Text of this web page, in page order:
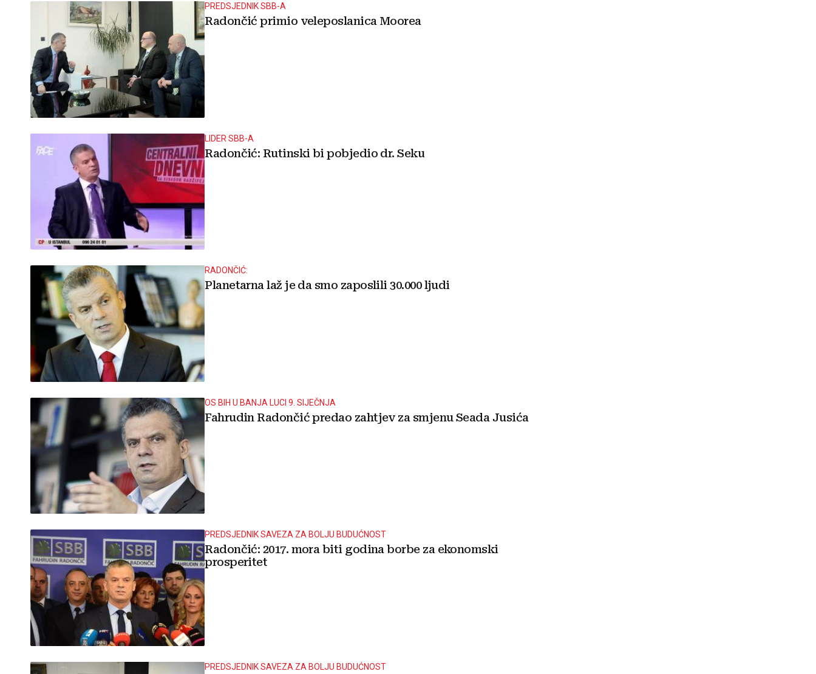
PREDSJEDNIK SBB-A
Radončić primio veleposlanica Moorea
LIDER SBB-A
Radončić: Rutinski bi pobjedio dr. Seku
RADONČIĆ:
Planetarna laž je da smo zaposlili 30.000 ljudi
OS BIH U BANJA LUCI 9. SIJEČNJA
Fahrudin Radončić predao zahtjev za smjenu Seada Jusića
PREDSJEDNIK SAVEZA ZA BOLJU BUDUĆNOST
Radončić: 2017. mora biti godina borbe za ekonomski
prosperitet
PREDSJEDNIK SAVEZA ZA BOLJU BUDUĆNOST